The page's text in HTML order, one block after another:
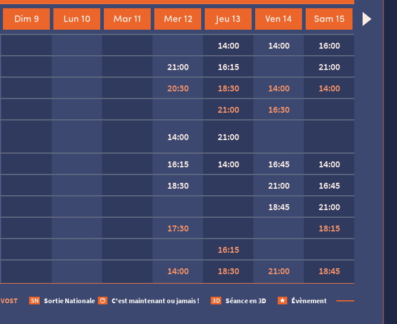
Dim 9 Lun 10 Mar 11 Mer 12 Jeu 13 Ven 14 Sam 15
14:00 14:00
16:00
21:00 16:15
21:00
20:30 18:30 14:00
14:00
21:00
16:30
14:00 21:00
16:15 14:00 16:45
14:00
18:30 21:00
16:45
18:45
21:00
17:30
18:15
16:15
14:00 18:30 21:00
18:45
AUCUNE SÉANCE CETTE SEMAINE.
VOST SN Sortie Nationale C'est maintenant ou jamais ! 3D Séance en 3D Évènement